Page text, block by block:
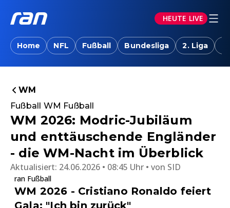
HEUTE LIVE
Home NFL Fußball Bundesliga 2. Liga
WM
Fußball WM Fußball
WM 2026: Modric-Jubiläum
und enttäuschende Engländer
- die WM-Nacht im Überblick
Aktualisiert: 24.06.2026 • 08:45 Uhr von SID
ran Fußball
WM 2026 - Cristiano Ronaldo feiert